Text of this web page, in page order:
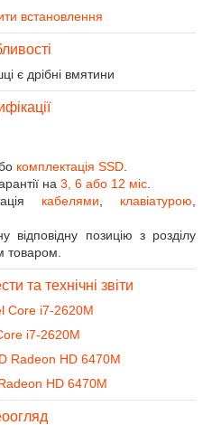
встановлення
є дрібні вмятини
комплектація SSD
на 3, 6 або 12 міс
кабелями клавіатурою
відповідну позицію з розділу
товаром.
та технічні звіти
Core i7-2620M
i7-2620M
Radeon HD 6470M
HD 6470M